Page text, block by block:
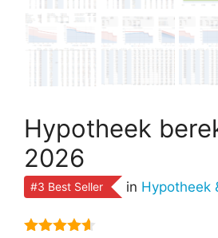
Hypotheek
2026
#3 Best Seller in Hypotheek